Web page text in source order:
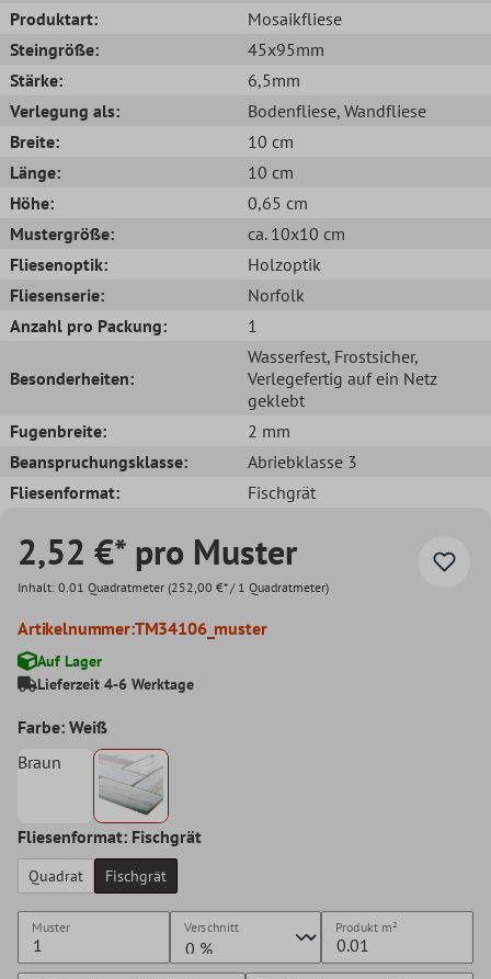
Produktart:
Mosaikfliese
Steingröße:
45x95mm
Stärke:
6,5mm
Verlegung als:
Bodenfliese, Wandfliese
Breite:
10 cm
Länge:
10 cm
Höhe:
0,65 cm
Mustergröße:
ca. 10x10 cm
Fliesenoptik:
Holzoptik
Fliesenserie:
Norfolk
Anzahl pro Packung:
1
Besonderheiten:
Wasserfest, Frostsicher,
Verlegefertig auf ein Netz
geklebt
Fugenbreite:
2 mm
Beanspruchungsklasse:
Abriebklasse 3
Fliesenformat:
Fischgrät
2,52 €* pro Muster
Inhalt: 0.01 Quadratmeter (252,00 €* / 1 Quadratmeter)
Artikelnummer:TM34106_muster
Auf Lager
Lieferzeit 4-6 Werktage
Farbe: Weiß
Braun
Fliesenformat: Fischgrät
Quadrat Fischgrät
Muster Verschnitt Produkt m²